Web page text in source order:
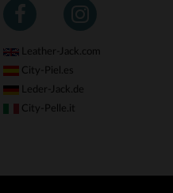
Leather-Jack.com
City-Piel.es
Leder-Jack.de
City-Pelle.it